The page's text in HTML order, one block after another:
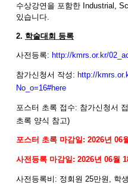
수상강연을 포함한 Industrial,
있습니다.
2. 학술대회 등록
사전등록: http://kmrs.or.kr/02_
참가신청서 작성 : http://
No_o=16#here
포스터 초록 접수: 참가신청서
초록 양식 참고)
포스터 초록 마감일: 2026년 06
사전등록 마감일 : 2026년 06월
사전등록비 : 정회원 25만원 학